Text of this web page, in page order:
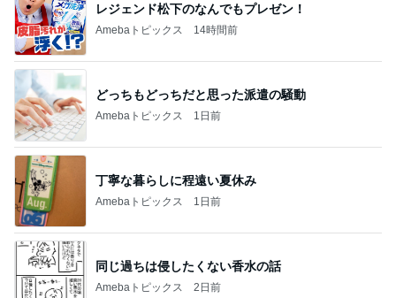
レジェンド松下のなんでもプレゼン！
Amebaトピックス 14時間前
どっちもどっちだと思った派遣の騒動
Amebaトピックス 1日前
丁寧な暮らしに程遠い夏休み
Amebaトピックス 1日前
同じ過ちは侵したくない香水の話
Amebaトピックス 2日前